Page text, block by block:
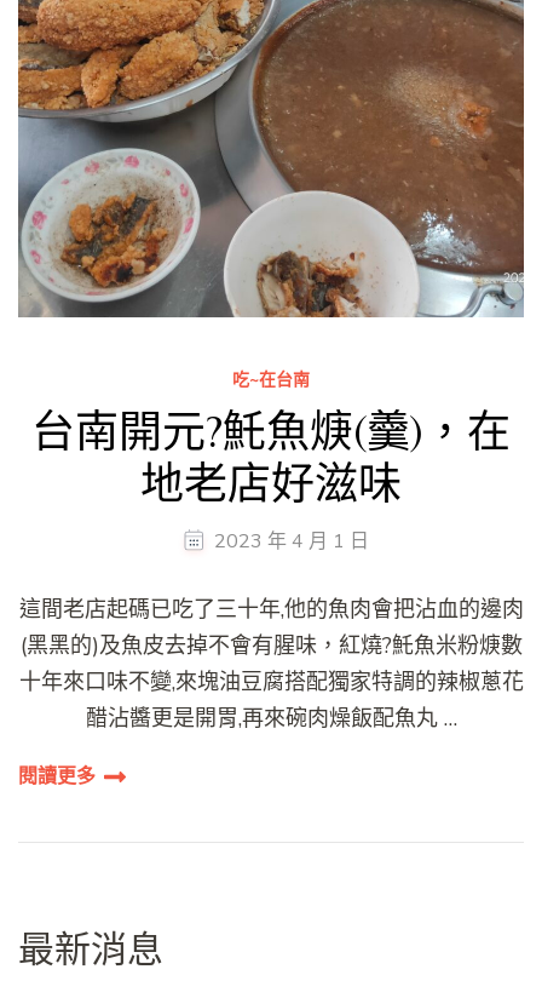
吃~在台南
台南開元?魠魚焿(羹)，在
地老店好滋味
2023 年 4 月 1 日
這間老店起碼已吃了三十年,他的魚肉會把沾血的邊肉
(黑黑的)及魚皮去掉不會有腥味，紅燒?魠魚米粉焿數
十年來口味不變,來塊油豆腐搭配獨家特調的辣椒蔥花
醋沾醬更是開胃,再來碗肉燥飯配魚丸 …
閱讀更多
最新消息